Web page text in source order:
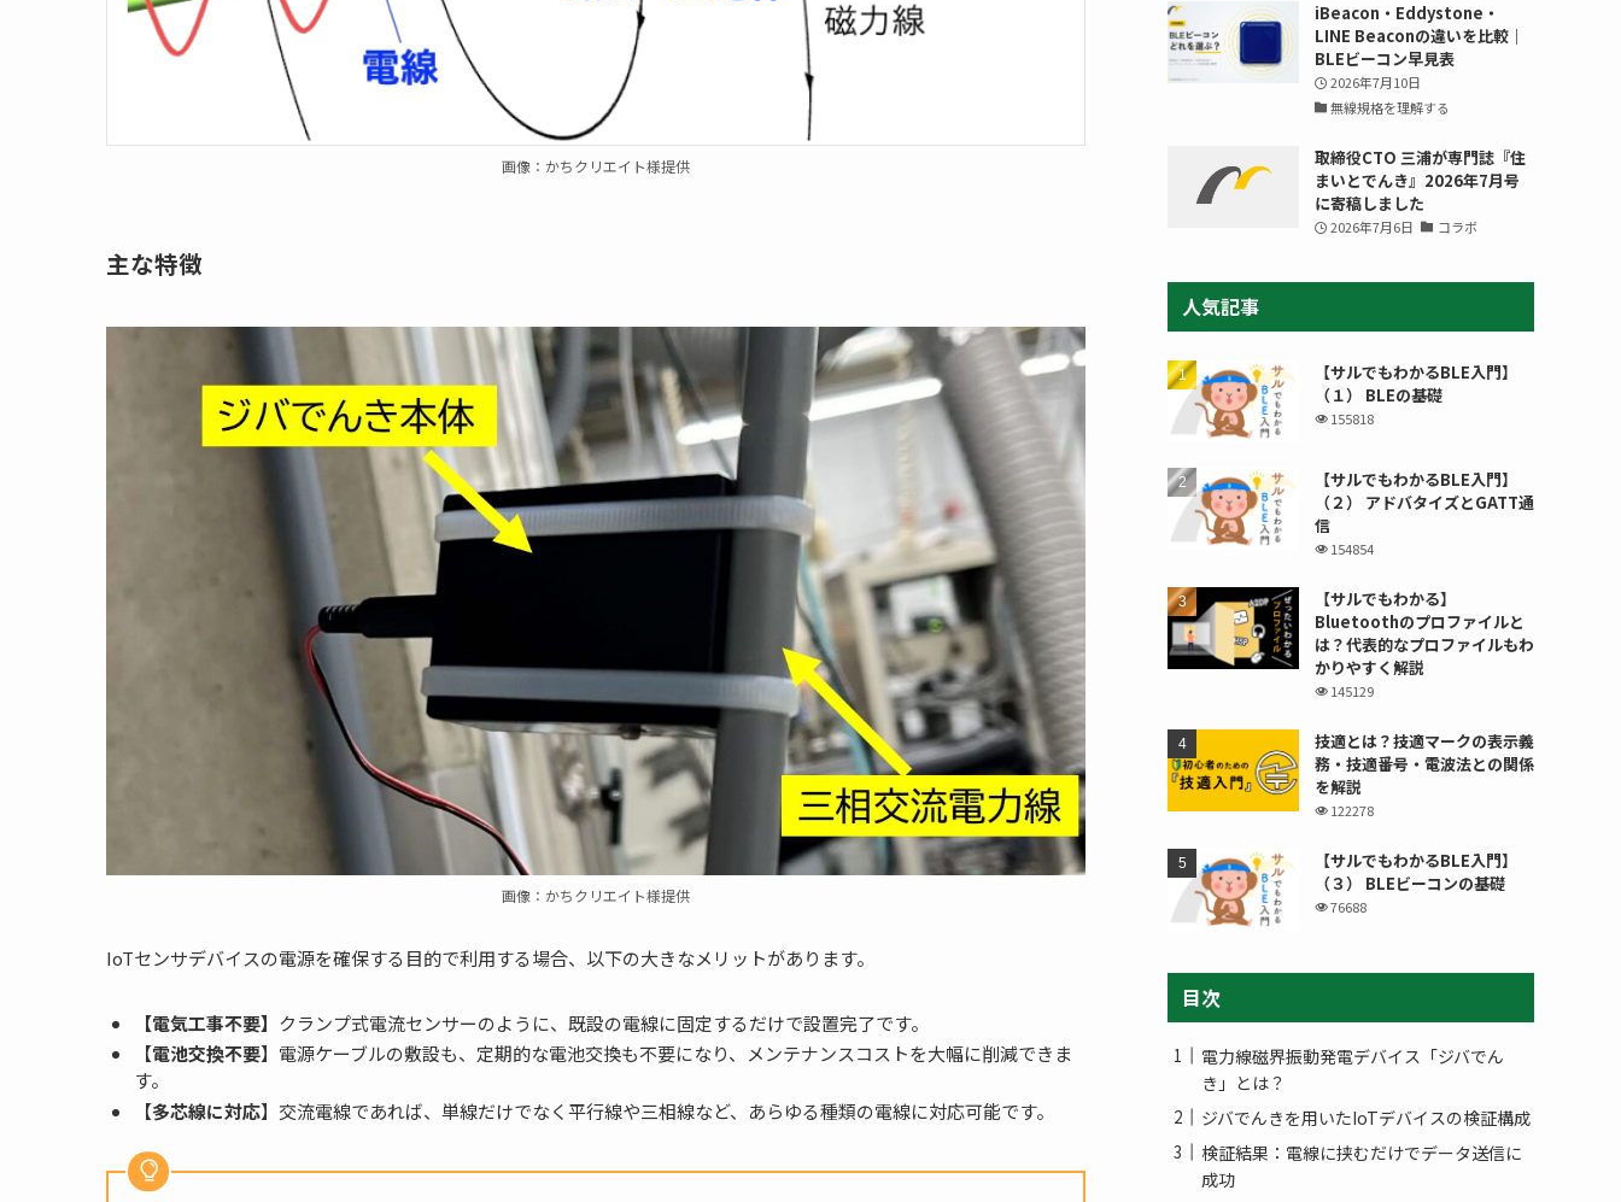
画像：かちクリエイト様提供
主な特徴
画像：かちクリエイト様提供
IoTセンサデバイスの電源を確保する目的で利用する場合、以下の大きなメリットがあります。
【電気工事不要】 クランプ式電流センサーのように、既設の電線に固定するだけで設置完了です。
【電池交換不要】電源ケーブルの敷設も、定期的な電池交換も不要になり、メンテナンスコストを大幅に削減できま
す。
【多芯線に対応】交流電線であれば、単線だけでなく平行線や三相線など、あらゆる種類の電線に対応可能です。
iBeacon・Eddystone・
LINE Beaconの違いを比較｜
BLEビーコン早見表
2026年7月10日
無線規格を理解する
取締役CTO 三浦が専門誌『住
まいとでんき』2026年7月号
に寄稿しました
2026年7月6日 コラボ
人気記事
【サルでもわかるBLE入門】
（１） BLEの基礎
155818
【サルでもわかるBLE入門】
（２） アドバタイズとGATT通
信
154854
【サルでもわかる】
Bluetoothのプロファイルと
は？代表的なプロファイルもわ
かりやすく解説
145129
技適とは？技適マークの表示義
務・技適番号・電波法との関係
を解説
122278
【サルでもわかるBLE入門】
（３） BLEビーコンの基礎
76688
目次
電力線磁界振動発電デバイス「ジバでん
き」とは？
ジバでんきを用いたIoTデバイスの検証構成
検証結果：電線に挟むだけでデータ送信に
成功